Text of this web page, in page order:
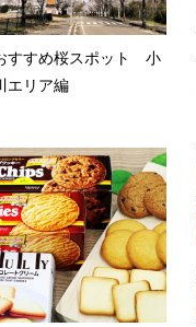
すすめ桜スポット 小
エリア編